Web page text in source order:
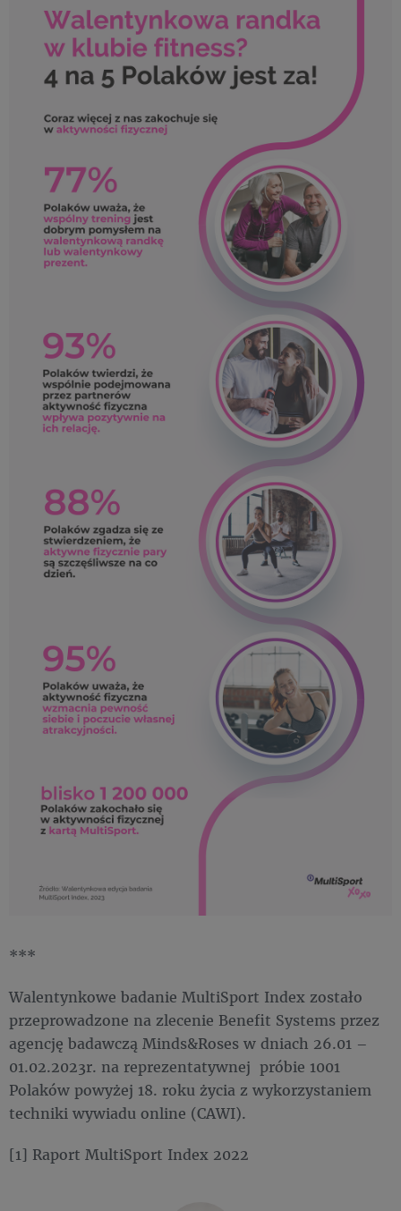
***
Walentynkowe badanie MultiSport Index zostało
przeprowadzone na zlecenie Benefit Systems przez
agencję badawczą Minds&Roses w dniach 26.01 –
01.02.2023r. na reprezentatywnej próbie 1001
Polaków powyżej 18. roku życia z wykorzystaniem
techniki wywiadu online (CAWI).
[1] Raport MultiSport Index 2022